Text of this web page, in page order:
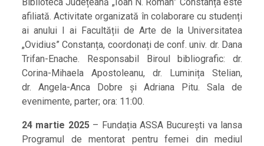
Biblioteca Județeană „Ioan N. Roman” Constanța este
afiliată. Activitate organizată în colaborare cu studenți
ai anului I ai Facultății de Arte de la Universitatea
„Ovidius” Constanța, coordonați de conf. univ. dr. Dana
Trifan-Enache. Responsabil Biroul bibliografic: dr.
Corina-Mihaela Apostoleanu, dr. Luminița Stelian,
dr. Angela-Anca Dobre și Adriana Pitu. Sala de
evenimente, parter; ora: 11:00.
24 martie 2025– Fundația ASSA București va lansa
Programul de mentorat pentru femei din mediul